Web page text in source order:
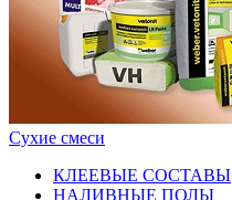
Сухие смеси
КЛЕЕВЫЕ СОСТАВЫ
НАЛИВНЫЕ ПОЛЫ